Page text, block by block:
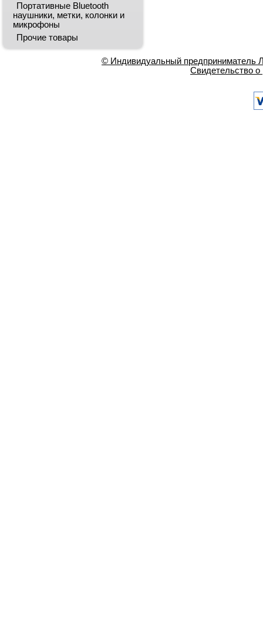
Портативные Bluetooth
наушники, метки, колонки и
микрофоны
Прочие товары
© Индивидуальный предприниматель
Свидетельство